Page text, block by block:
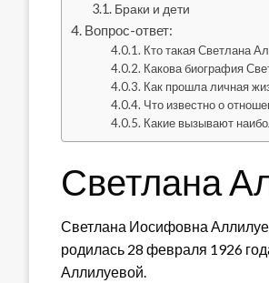
Браки и дети
Вопрос-ответ:
Кто такая Светлана
Какова биография
Как прошла личная
Что известно о
Какие вызывают
Светлана
Светлана Иосифовна
родилась 28 февраля 1926
Аллилуевой.